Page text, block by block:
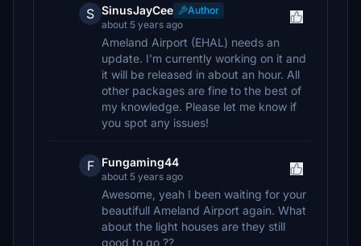
S SinusJayCee
Author
about 5 years ago
Ameland Airport (EHAL) needs an
update. I'm currently working on it and
it will be released in about an hour. All
other packages are fine to the best of
my knowledge. Please let me know if
you spot any issues!
F Fungaming44
about 5 years ago
Awesome, yeah I been waiting for your
beautifull Ameland Airport again. What
about the light houses are they still
good to go ??